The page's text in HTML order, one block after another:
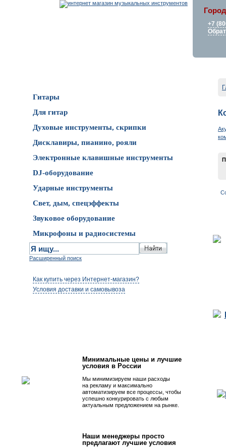
+7
Гитары
Для гитар
Духовые инструменты, скрипки
Дисклавиры, пианино, рояли
Электронные клавишные инструменты
DJ-оборудование
Ударные инструменты
Свет, дым, спецэффекты
Звуковое оборудование
Микрофоны и радиосистемы
Расширенный поиск
Как купить через Интернет-магазин?
Условия доставки и самовывоза
Минимальные цены и лучшие
условия в России
Мы минимизируем наши расходы
на рекламу и максимально
автоматизируем все процессы, чтобы
успешно конкурировать с любым
актуальным предложением на рынке.
Наши менеджеры просто
предлагают лучшие условия